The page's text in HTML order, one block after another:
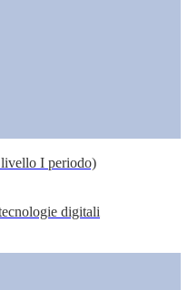
I periodo)
digitali